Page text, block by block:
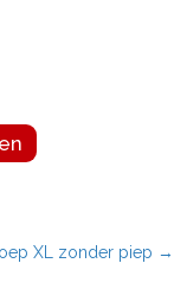
XL zonder piep →